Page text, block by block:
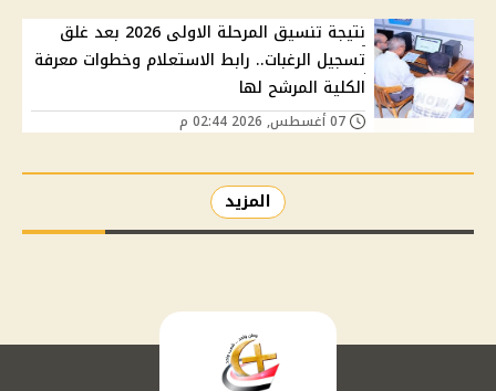
نتيجة تنسيق المرحلة الاولى 2026 بعد غلق
تسجيل الرغبات.. رابط الاستعلام وخطوات معرفة
الكلية المرشح لها
المزيد